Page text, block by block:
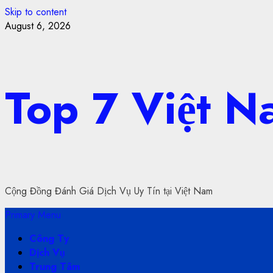
Skip to content
August 6, 2026
Top 7 Việt
Cộng Đồng Đánh Giá Dịch Vụ Uy Tín tại Việt Nam
Primary Menu
Công Ty
Dịch Vụ
Trung Tâm